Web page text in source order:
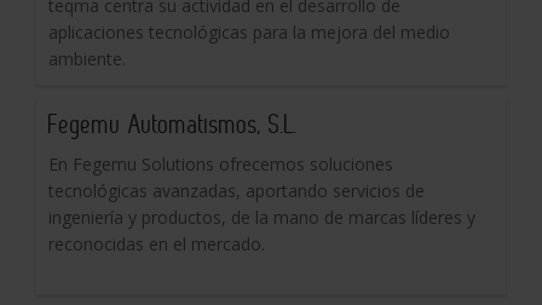
teqma centra su actividad en el desarrollo de
aplicaciones tecnológicas para la mejora del medio
ambiente.
Fegemu Automatismos, S.L.
En Fegemu Solutions ofrecemos soluciones
tecnológicas avanzadas, aportando servicios de
ingeniería y productos, de la mano de marcas líderes y
reconocidas en el mercado.